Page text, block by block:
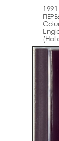
1991